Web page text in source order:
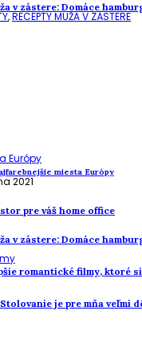
v zástere: Domáce
,RECEPTY MUŽA V ZÁSTERE
miesta Európy
2021
pre váš home office
v zástere: Domáce
romantické filmy, ktoré
je pre mňa veľmi